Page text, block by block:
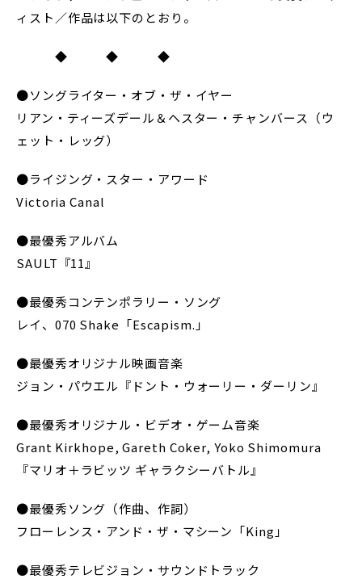
ィスト／作品は以下のとおり。
◆ ◆ ◆
●ソングライター・オブ・ザ・イヤー
リアン・ティーズデール＆ヘスター・チャンバース（ウ
ェット・レッグ）
●ライジング・スター・アワード
Victoria Canal
●最優秀アルバム
SAULT『11』
●最優秀コンテンポラリー・ソング
レイ、070 Shake「Escapism.」
●最優秀オリジナル映画音楽
ジョン・パウエル『ドント・ウォーリー・ダーリン』
●最優秀オリジナル・ビデオ・ゲーム音楽
Grant Kirkhope, Gareth Coker, Yoko Shimomura
『マリオ＋ラビッツ ギャラクシーバトル』
●最優秀ソング（作曲、作詞）
フローレンス・アンド・ザ・マシーン「King」
●最優秀テレビジョン・サウンドトラック